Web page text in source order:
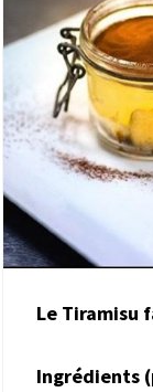
Le Tiramisu
Ingrédients (